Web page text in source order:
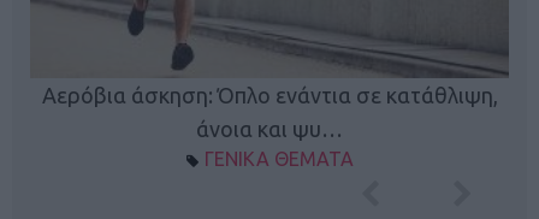
Αερόβια άσκηση: Όπλο ενάντια σε κατάθλιψη,
άνοια και ψυ…
ΓΕΝΙΚΑ ΘΕΜΑΤΑ